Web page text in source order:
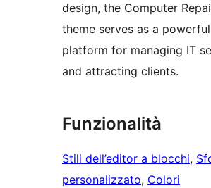
design, the Computer
theme serves as a
platform for managing IT
and attracting clients.
Funzionalità
Stili dell’editor a blocchi,
personalizzato, Colori